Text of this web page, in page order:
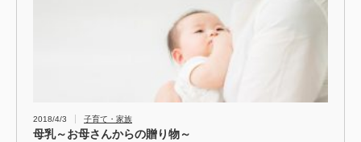
2018/4/3 子育て・家族
母乳～お母さんからの贈り物～